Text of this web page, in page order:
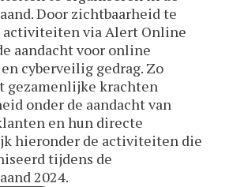
Door zichtbaarheid te
activiteiten via Alert Online
aandacht voor online
cyberveilig gedrag. Zo
gezamenlijke krachten
onder de aandacht van
en hun directe
hieronder de activiteiten die
tijdens de
2024.